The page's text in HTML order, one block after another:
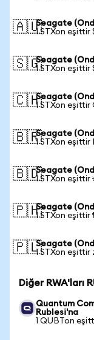
🇦🇺Seagate
1 STXon eşittir
🇸🇬Seagate
1 STXon eşittir
🇨🇭Seagate
1 STXon eşittir
🇧🇷Seagate
1 STXon eşittir
🇧🇩Seagate
1 STXon eşittir
🇵🇭Seagate
1 STXon
🇵🇱Seagate
1 STXon eşittir
Diğer RWA'ları
Quantum
Rublesi'na
1 QUBTon